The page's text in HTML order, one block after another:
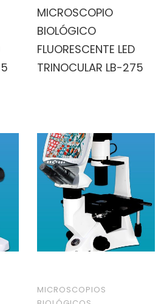
MICROSCOPIO
BIOLÓGICO
FLUORESCENTE LED
TRINOCULAR LB-275
MICROSCOPIOS